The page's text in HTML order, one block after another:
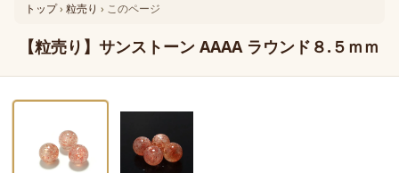
トップ› 粒売り › このページ
【粒売り】サンストーン AAAA ラウンド８.５ｍｍ
‹ ›